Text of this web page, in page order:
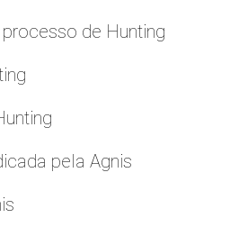
de Hunting
pela Agnis